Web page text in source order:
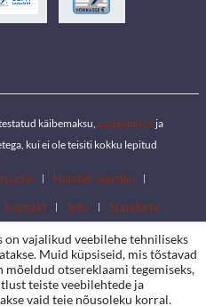
käibemaksu, saatekulude ja
kui ei ole teisiti kokku lepitud
Händler werden
Kontakt Jobs Standorte
on vajalikud veebilehe tehniliseks
Muid küpsiseid, mis tõstavad
mõeldud otsereklaami tegemiseks,
teiste veebilehtede ja
vaid teie nõusoleku korral.